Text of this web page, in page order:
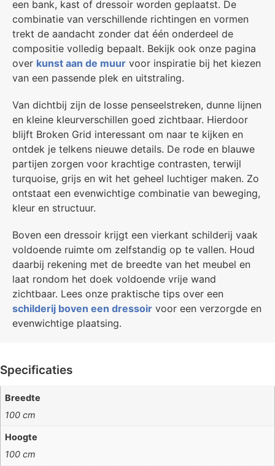
een bank, kast of dressoir worden geplaatst. De
combinatie van verschillende richtingen en vormen
trekt de aandacht zonder dat één onderdeel de
compositie volledig bepaalt. Bekijk ook onze pagina
over kunst aan de muur voor inspiratie bij het kiezen
van een passende plek en uitstraling.
Van dichtbij zijn de losse penseelstreken, dunne lijnen
en kleine kleurverschillen goed zichtbaar. Hierdoor
blijft Broken Grid interessant om naar te kijken en
ontdek je telkens nieuwe details. De rode en blauwe
partijen zorgen voor krachtige contrasten, terwijl
turquoise, grijs en wit het geheel luchtiger maken. Zo
ontstaat een evenwichtige combinatie van beweging,
kleur en structuur.
Boven een dressoir krijgt een vierkant schilderij vaak
voldoende ruimte om zelfstandig op te vallen. Houd
daarbij rekening met de breedte van het meubel en
laat rondom het doek voldoende vrije wand
zichtbaar. Lees onze praktische tips over een
schilderij boven een dressoir voor een verzorgde en
evenwichtige plaatsing.
Specificaties
Breedte
100 cm
Hoogte
100 cm